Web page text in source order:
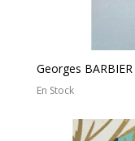
Georges BARBIER
En Stock